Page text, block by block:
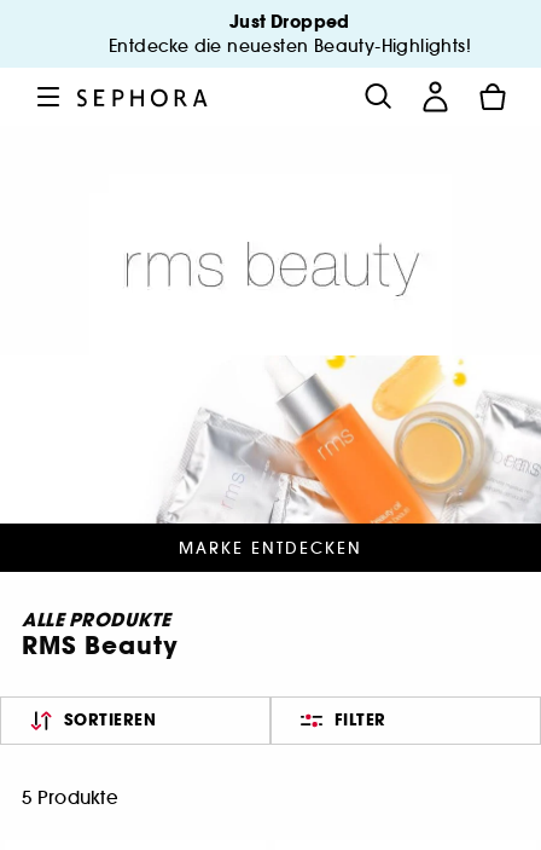
Just Dropped
Entdecke die neuesten Beauty-Highlights!
MARKE ENTDECKEN
ALLE PRODUKTE
RMS Beauty
SORTIEREN FILTER
5 Produkte